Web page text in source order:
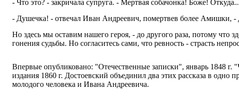
- Что это? - закричала супруга. - Мертвая собачонка! Боже!
- Душечка! - отвечал Иван Андреевич, помертвев более Амишки, -
Но здесь мы оставим нашего героя, - до другого раза, потому что
гонения судьбы. Но согласитесь сами, что ревность - страсть
Впервые опубликовано: "Отечественные записки", январь 1848
издания 1860 г. Достоевский объединил два этих рассказа в одно
молодого человека и Ивана Андреевича.